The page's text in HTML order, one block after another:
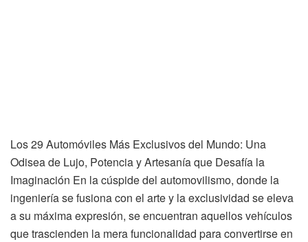
Los 29 Automóviles Más Exclusivos del Mundo: Una
Odisea de Lujo, Potencia y Artesanía que Desafía la
Imaginación En la cúspide del automovilismo, donde la
ingeniería se fusiona con el arte y la exclusividad se eleva
a su máxima expresión, se encuentran aquellos vehículos
que trascienden la mera funcionalidad para convertirse en